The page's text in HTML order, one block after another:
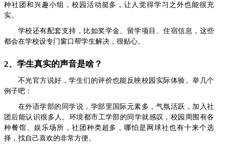
种社团和兴趣小组，校园活动挺多，让人觉得学习之外也能很充
实。
学校还有配套支持，比如奖学金、留学项目、住宿信息，这些
都会在学校设专门窗口帮学生解决，很贴心。
2、学生真实的声音是啥？
不光官方说好，学生们的评价也能反映校园实际体验。举几个
例子吧：
在外语学部的同学说，学部里国际元素多，气氛活跃，加入社
团后能认识很多人。环境都市工学部的同学就感叹，校园周围有各
种餐馆、娱乐场所，社团种类超多，哪怕是网球社也有十来个选
择，找自己喜欢的非常方便。